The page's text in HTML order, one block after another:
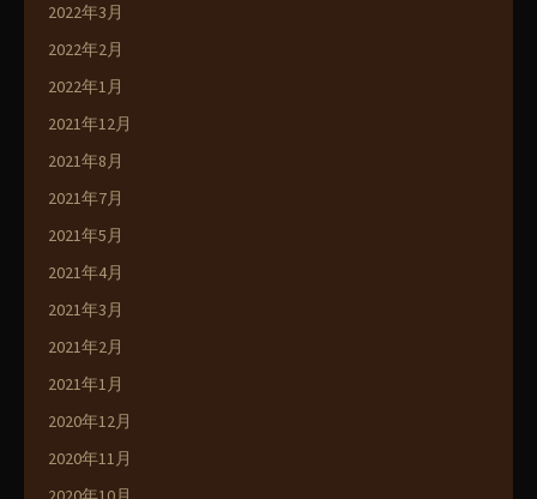
2022年3月
2022年2月
2022年1月
2021年12月
2021年8月
2021年7月
2021年5月
2021年4月
2021年3月
2021年2月
2021年1月
2020年12月
2020年11月